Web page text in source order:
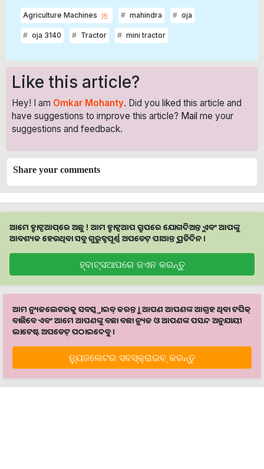
Agriculture Machines mahindra oja
oja 3140 Tractor mini tractor
Like this article?
Hey! I am Omkar Mohanty. Did you liked this article and
have suggestions to improve this article? Mail me your
suggestions and feedback.
Share your comments
ଆମେ ହ୍ବାଟ୍ସଆପ୍‌ରେ ଅଛୁ ! ଆମ ହ୍ବାଟ୍ସଆପ ଗ୍ରୁପରେ ଯୋଗଦିଅନ୍ତୁ ଏବଂ ଆପଙ୍କୁ
ଆବଶ୍ୟକ ହେଉଥିବା ସବୁ ଗୁରୁତ୍ବପୂର୍ଣ୍ଣ ଅପଡେଟ୍‌ ପାଆନ୍ତୁ ପ୍ରତିଦିନ ।
ହ୍ବାଟ୍ସଆପରେ ଜଏନ କରନ୍ତୁ
ଆମ ନ୍ୟୁଜଲେଟରକୁ ସବସ୍କ୍ରାଇବ୍ କରନ୍ତୁ । ଆପଣ ଆପଣଙ୍କ ଆଗ୍ରହ ଥିବା ଟପିକ୍‌
ବାଛିବେ ଏବଂ ଆମେ ଆପଣଙ୍କୁ ବଛା ବଛା ନ୍ୟୁଜ ଓ ଆପଣଙ୍କ ପସନ୍ଦ ଅନୁଯାୟୀ
ଲାଟେଷ୍ଟ ଅପଡେଟ୍‌ ପଠାଇଦେବୁ ।
ନ୍ୟୁଜଲେଟର ସବସ୍କ୍ରାଇବ୍‌ କରନ୍ତୁ